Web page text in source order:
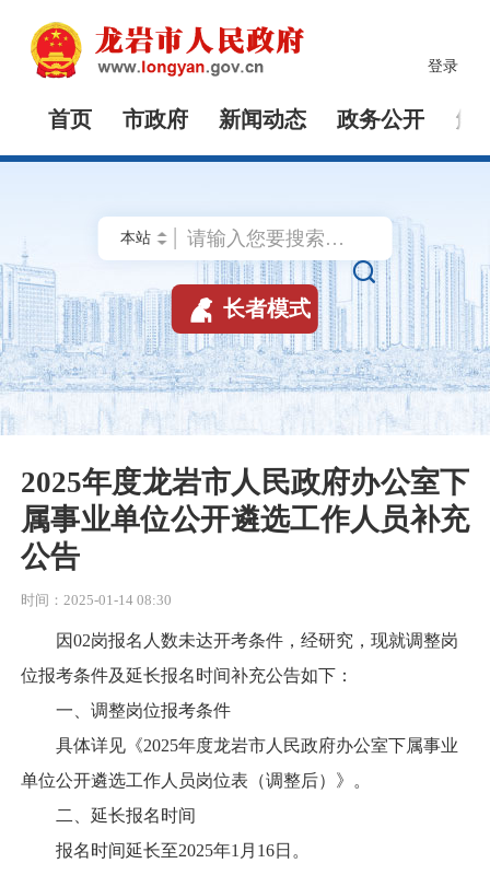
登录
首页 市政府 新闻动态 政务公开 解

 长者模式
2025年度龙岩市人民政府办公室下
属事业单位公开遴选工作人员补充
公告
时间：2025-01-14 08:30
因02岗报名人数未达开考条件，经研究，现就调整岗
位报考条件及延长报名时间补充公告如下：
一、调整岗位报考条件
具体详见《2025年度龙岩市人民政府办公室下属事业
单位公开遴选工作人员岗位表（调整后）》。
二、延长报名时间
报名时间延长至2025年1月16日。